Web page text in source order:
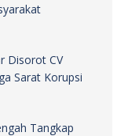
Disorot CV
Sarat Korupsi
Tangkap